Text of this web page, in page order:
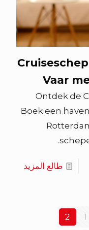
Vaar
Ontdek de
Boek een
طالع المزيد
1
2